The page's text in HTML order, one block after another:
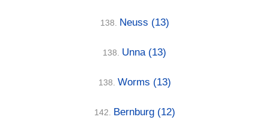
138. Neuss (13)
138. Unna (13)
138. Worms (13)
142. Bernburg (12)